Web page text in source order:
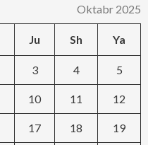
Oktabr 2025
Ju Sh Ya
3 4 5
10 11 12
17 18 19